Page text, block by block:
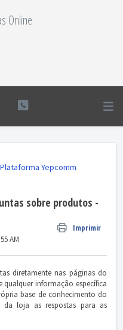
Online
Yepcomm
sobre produtos -
Imprimir
AM
diretamente nas páginas do
informação específica
base de conhecimento do
da loja as respostas para as